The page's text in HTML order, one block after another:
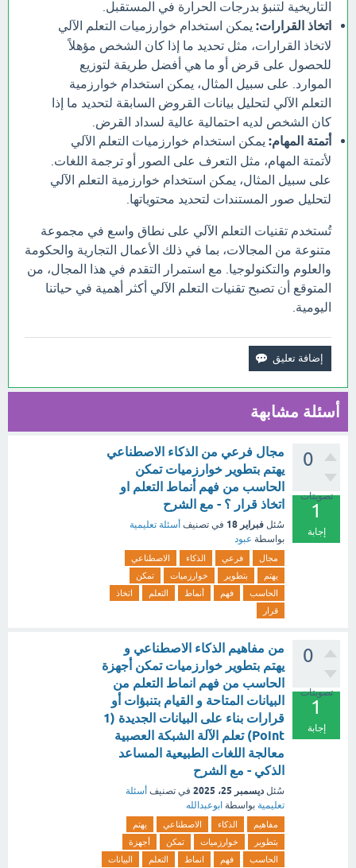
التاريخية لتنبؤ بدرجات الحرارة في المستقبل.
اتخاذ القرارات: يمكن استخدام خوارزميات التعلم الآلي
لاتخاذ القرارات، مثل تحديد ما إذا كان الشخص مؤهلاً
للحصول على قرض أو ما هي أفضل طريقة لتوزيع
الموارد. على سبيل المثال، يمكن استخدام خوارزمية
التعلم الآلي لتحليل بيانات القروض السابقة لتحديد ما إذا
كان الشخص لديه احتمالية عالية لسداد القرض.
أتمتة المهام: يمكن استخدام خوارزميات التعلم الآلي
لأتمتة المهام، مثل التعرف على الصور أو ترجمة اللغات.
على سبيل المثال، يمكن استخدام خوارزمية التعلم الآلي
لتحليل صور المستندات لتحديد محتوياتها.
تُستخدم تقنيات التعلم الآلي على نطاق واسع في مجموعة
متنوعة من المجالات، بما في ذلك الأعمال التجارية والحكومة
والعلوم والتكنولوجيا. مع استمرار التقدم في هذا المجال، من
المتوقع أن تصبح تقنيات التعلم الآلي أكثر أهمية في حياتنا
اليومية.
أسئلة مشابهة
0
تصويتات
1
إجابة
مجال فرعي من الذكاء الاصطناعي
يهتم بتطوير خوارزميات تمكن
الحاسب من فهم أنماط التعلم او
اتخاذ قرار ؟ - مع الشرح
سُئل فبراير 18 في تصنيف أسئلة تعليمية
بواسطة عبود
مجال فرعي الذكاء
الاصطناعي
يهتم
بتطوير خوارزميات
تمكن
الحاسب
فهم أنماط التعلم
اتخاذ
قرار
0
تصويتات
1
إجابة
من مفاهيم الذكاء الاصطناعي و
يهتم بتطوير خوارزميات تمكن أجهزة
الحاسب من فهم انماط التعلم من
البيانات المتاحة و القيام بتنبؤات أو
قرارات بناء على البيانات الجديدة (1
Point) تعلم الآلة الشبكة العصبية
معالجة اللغات الطبيعية المساعد
الذكي - مع الشرح
سُئل ديسمبر 25، 2025 في تصنيف أسئلة
تعليمية بواسطة ابوعبدالله
مفاهيم الذكاء الاصطناعي
يهتم
بتطوير
خوارزميات تمكن
أجهزة
الحاسب
فهم انماط التعلم
البيانات